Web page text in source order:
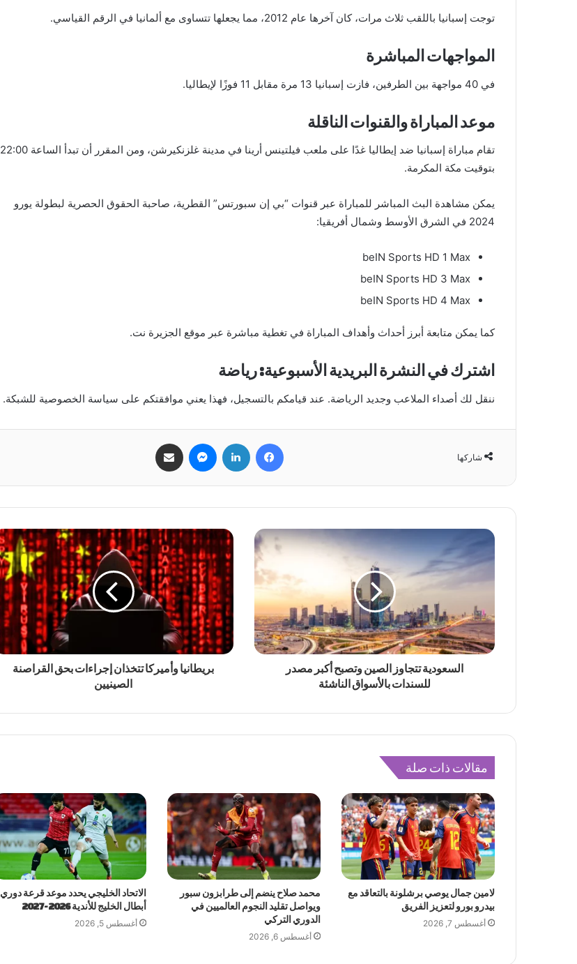
توجت إسبانيا باللقب ثلاث مرات، كان آخرها عام 2012، مما يجعلها تتساوى مع ألمانيا في الرقم القياسي.
المواجهات المباشرة
في 40 مواجهة بين الطرفين، فازت إسبانيا 13 مرة مقابل 11 فوزًا لإيطاليا.
موعد المباراة والقنوات الناقلة
تقام مباراة إسبانيا ضد إيطاليا غدًا على ملعب فيلتينس أرينا في مدينة غلزنكيرشن، ومن المقرر أن تبدأ الساعة 22:00
بتوقيت مكة المكرمة.
يمكن مشاهدة البث المباشر للمباراة عبر قنوات “بي إن سبورتس” القطرية، صاحبة الحقوق الحصرية لبطولة يورو
2024 في الشرق الأوسط وشمال أفريقيا:
beIN Sports HD 1 Max
beIN Sports HD 3 Max
beIN Sports HD 4 Max
كما يمكن متابعة أبرز أحداث وأهداف المباراة في تغطية مباشرة عبر موقع الجزيرة نت.
اشترك في النشرة البريدية الأسبوعية: رياضة
ننقل لك أصداء الملاعب وجديد الرياضة. عند قيامكم بالتسجيل، فهذا يعني موافقتكم على سياسة الخصوصية للشبكة.
شاركها
فيسبوك لينكدإن ماسنجر
السعودية تتجاوز الصين وتصبح أكبر مصدر
للسندات بالأسواق الناشئة
بريطانيا وأميركا تتخذان إجراءات بحق القراصنة
الصينيين
مقالات ذات صلة
لامين جمال يوصي برشلونة بالتعاقد مع
بيدرو بورو لتعزيز الفريق
أغسطس 7, 2026
محمد صلاح ينضم إلى طرابزون سبور
ويواصل تقليد النجوم العالميين في
الدوري التركي
أغسطس 6, 2026
الاتحاد الخليجي يحدد موعد قرعة دوري
أبطال الخليج للأندية 2026-2027
أغسطس 5, 2026